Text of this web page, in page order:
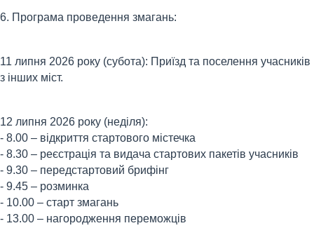
6. Програма проведення змагань:
11 липня 2026 року (субота): Приїзд та поселення учасників
з інших міст.
12 липня 2026 року (неділя):
- 8.00 – відкриття стартового містечка
- 8.30 – реєстрація та видача стартових пакетів учасників
- 9.30 – передстартовий брифінг
- 9.45 – розминка
- 10.00 – старт змагань
- 13.00 – нагородження переможців